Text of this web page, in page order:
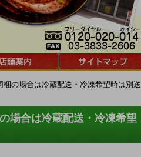
の場合は冷蔵配送・冷凍希望時は別送
場合は冷蔵配送・冷凍希望